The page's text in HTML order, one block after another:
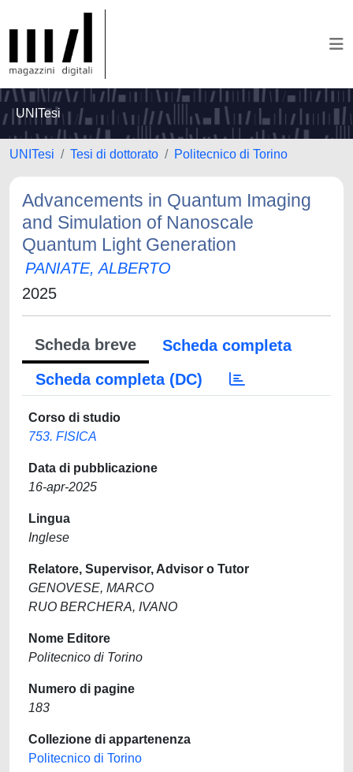
UNITesi
UNITesi Tesi di dottorato Politecnico di Torino
Advancements in Quantum Imaging
and Simulation of Nanoscale
Quantum Light Generation
PANIATE, ALBERTO
2025
Scheda breve
Scheda completa
Scheda completa (DC)
Corso di studio
753. FISICA
Data di pubblicazione
16-apr-2025
Lingua
Inglese
Relatore, Supervisor, Advisor o Tutor
GENOVESE, MARCO
RUO BERCHERA, IVANO
Nome Editore
Politecnico di Torino
Numero di pagine
183
Collezione di appartenenza
Politecnico di Torino